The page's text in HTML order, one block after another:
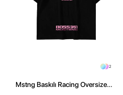
2
Mstng Baskılı Racing Oversize